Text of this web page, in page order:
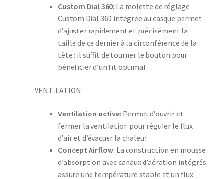
Custom Dial 360: La molette de réglage
Custom Dial 360 intégrée au casque permet
d’ajuster rapidement et précisément la
taille de ce dernier à la circonférence de la
tête : il suffit de tourner le bouton pour
bénéficier d’un fit optimal.
VENTILATION
Ventilation active: Permet d’ouvrir et
fermer la ventilation pour réguler le flux
d’air et d’évacuer la chaleur.
Concept Airflow: La construction en mousse
d’absorption avec canaux d’aération intégrés
assure une température stable et un flux